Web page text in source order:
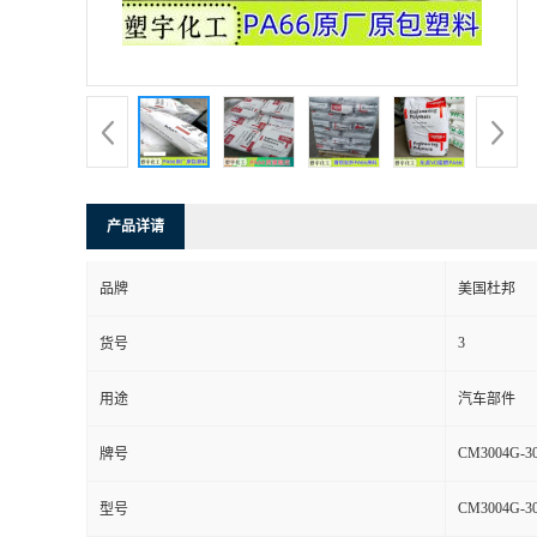
产品详请
品牌 美国杜邦
货号 3
用途 汽车部件
牌号 CM3004G-
型号 CM3004G-